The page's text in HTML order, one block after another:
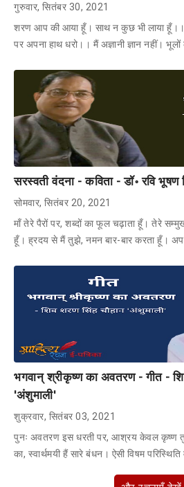
गुरुवार, सितंबर 30, 2021
शरण आप की आया हूँ। साथ न कुछ भी लाया हूँ।।
पर अपना हाथ धरो।। मैं अज्ञानी ज्ञान नहीं। भूलों
सरस्वती वंदना - कविता - डॉ॰ रवि भूषण
सोमवार, सितंबर 20, 2021
माँ तेरे पैरों पर, शब्दों का फूल चढ़ाता हूँ। तेरे
हूँ। ह्रदय से मैं तुझे, नमन बार-बार करता हूँ।
भगवान् श्रीकृष्ण का अवतरण - गीत -
'अंशुमाली'
शुक्रवार, सितंबर 03, 2021
पुनः अवतरण इस धरती पर, आश्रय केवल कृष्ण
का, स्वार्थमयी हैं सारे बंधन। ऐसी विषम परिस्थिति